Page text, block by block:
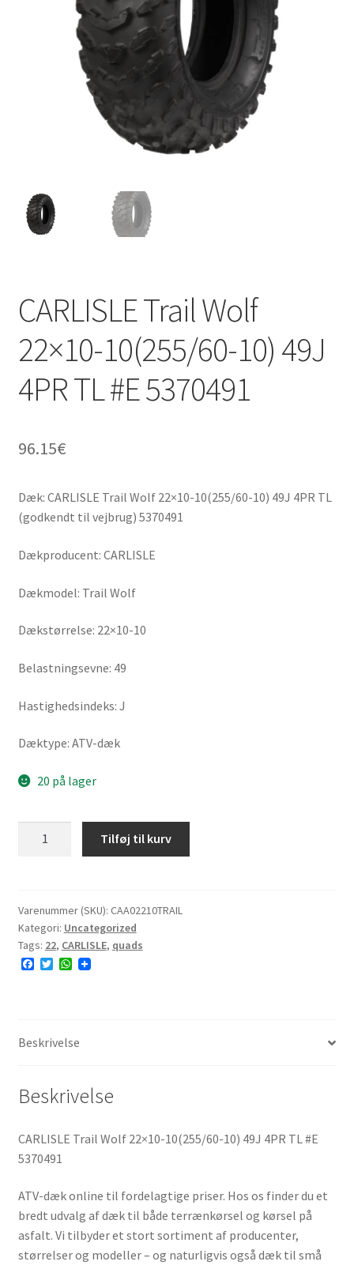
CARLISLE Trail Wolf
22×10-10(255/60-10) 49J
4PR TL #E 5370491
96.15€
Dæk: CARLISLE Trail Wolf 22×10-10(255/60-10) 49J 4PR TL
(godkendt til vejbrug) 5370491
Dækproducent: CARLISLE
Dækmodel: Trail Wolf
Dækstørrelse: 22×10-10
Belastningsevne: 49
Hastighedsindeks: J
Dæktype: ATV-dæk
20 på lager
10(255/60-
10)
49J
4PR
antal
Tilføj til kurv
Varenummer (SKU): CAA02210TRAIL
Kategori: Uncategorized
Tags: 22, CARLISLE, quads
F
o
T
r
W
p
Beskrivelse
Beskrivelse
CARLISLE Trail Wolf 22×10-10(255/60-10) 49J 4PR TL #E
5370491
ATV-dæk online til fordelagtige priser. Hos os finder du et
bredt udvalg af dæk til både terrænkørsel og kørsel på
asfalt. Vi tilbyder et stort sortiment af producenter,
størrelser og modeller – og naturligvis også dæk til små